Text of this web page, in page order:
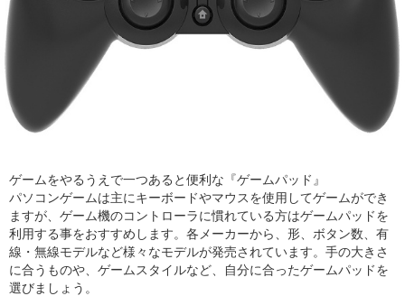
ゲームをやるうえで一つあると便利な『ゲームパッド』
パソコンゲームは主にキーボードやマウスを使用してゲームができ
ますが、ゲーム機のコントローラに慣れている方はゲームパッドを
利用する事をおすすめします。各メーカーから、形、ボタン数、有
線・無線モデルなど様々なモデルが発売されています。手の大きさ
に合うものや、ゲームスタイルなど、自分に合ったゲームパッドを
選びましょう。